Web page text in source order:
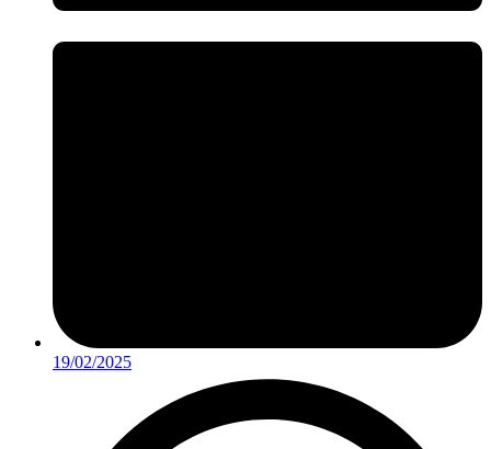
19/02/2025